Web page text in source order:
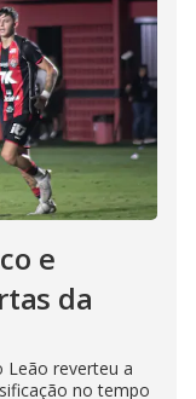
e
da
Leão reverteu a
no tempo